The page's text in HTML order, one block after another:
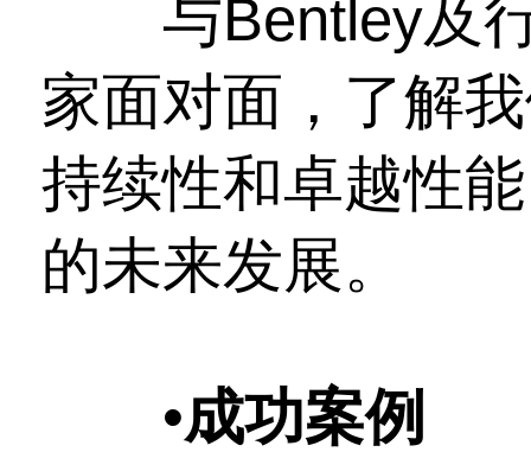
与Bentley及行
家面对面，了解
持续性和卓越性
的未来发展。
•成功案例